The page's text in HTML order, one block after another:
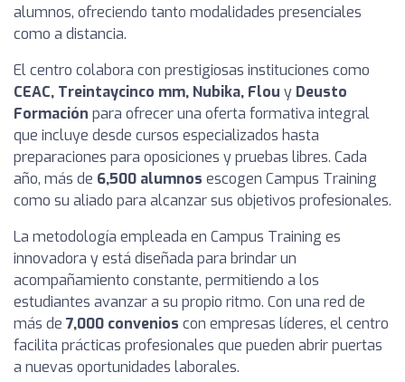
alumnos, ofreciendo tanto modalidades presenciales
como a distancia.
El centro colabora con prestigiosas instituciones como
CEAC, Treintaycinco mm, Nubika, Flou y Deusto
Formación para ofrecer una oferta formativa integral
que incluye desde cursos especializados hasta
preparaciones para oposiciones y pruebas libres. Cada
año, más de 6,500 alumnos escogen Campus Training
como su aliado para alcanzar sus objetivos profesionales.
La metodología empleada en Campus Training es
innovadora y está diseñada para brindar un
acompañamiento constante, permitiendo a los
estudiantes avanzar a su propio ritmo. Con una red de
más de 7,000 convenios con empresas líderes, el centro
facilita prácticas profesionales que pueden abrir puertas
a nuevas oportunidades laborales.